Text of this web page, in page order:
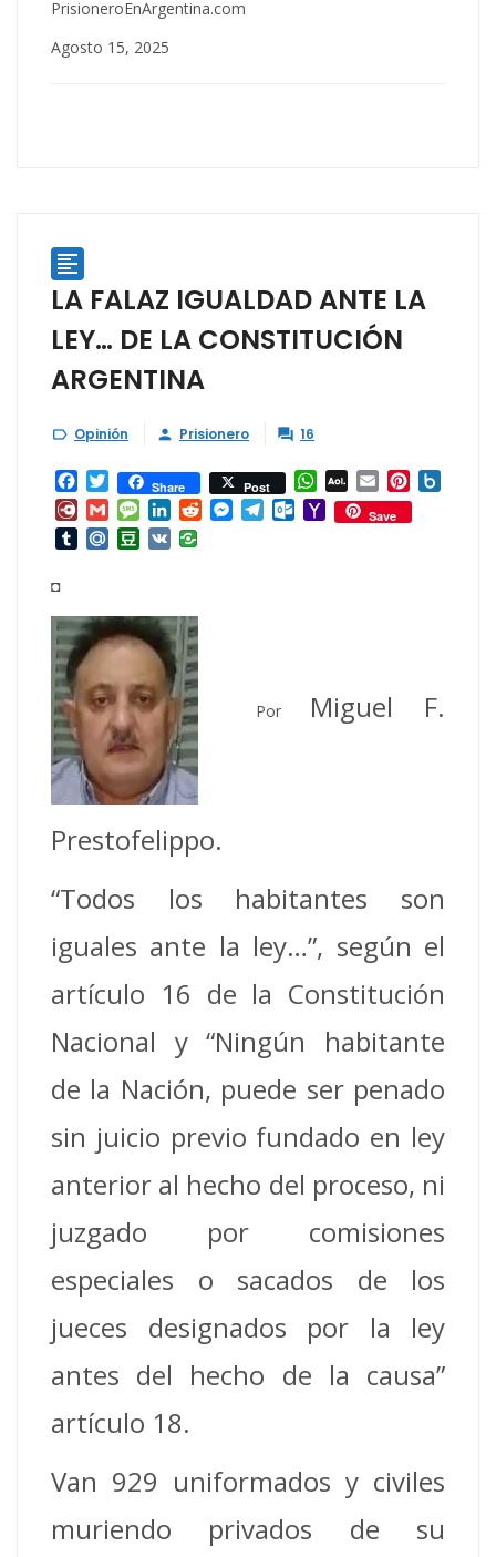
PrisioneroEnArgentina.com
Agosto 15, 2025

LA FALAZ IGUALDAD ANTE LA
LEY… DE LA CONSTITUCIÓN
ARGENTINA
 Opinión  Prisionero  16
Facebook
TwitterShare Post WhatsApp
AOL
Mail
Email Pinterest
Diary.RuGmailMessage
LinkedInRedditMessenger
TelegramOutlook.com
YahooSave
TumblrMail.RuDouban
VK
◘
Por Miguel F.
Prestofelippo.
“Todos los habitantes son
iguales ante la ley…”, según el
artículo 16 de la Constitución
Nacional y “Ningún habitante
de la Nación, puede ser penado
sin juicio previo fundado en ley
anterior al hecho del proceso, ni
juzgado por comisiones
especiales o sacados de los
jueces designados por la ley
antes del hecho de la causa”
artículo 18.
Van 929 uniformados y civiles
muriendo privados de su